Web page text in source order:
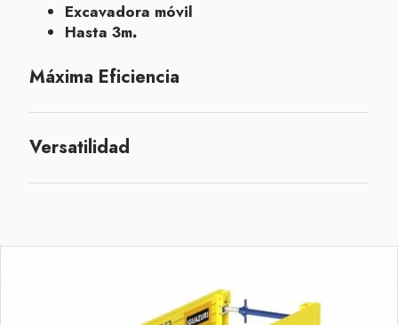
Excavadora móvil
Hasta 3m.
Máxima Eficiencia
Versatilidad